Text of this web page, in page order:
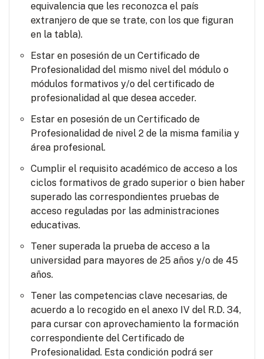
equivalencia que les reconozca el país
extranjero de que se trate, con los que figuran
en la tabla).
Estar en posesión de un Certificado de
Profesionalidad del mismo nivel del módulo o
módulos formativos y/o del certificado de
profesionalidad al que desea acceder.
Estar en posesión de un Certificado de
Profesionalidad de nivel 2 de la misma familia y
área profesional.
Cumplir el requisito académico de acceso a los
ciclos formativos de grado superior o bien haber
superado las correspondientes pruebas de
acceso reguladas por las administraciones
educativas.
Tener superada la prueba de acceso a la
universidad para mayores de 25 años y/o de 45
años.
Tener las competencias clave necesarias, de
acuerdo a lo recogido en el anexo IV del R.D. 34,
para cursar con aprovechamiento la formación
correspondiente del Certificado de
Profesionalidad. Esta condición podrá ser